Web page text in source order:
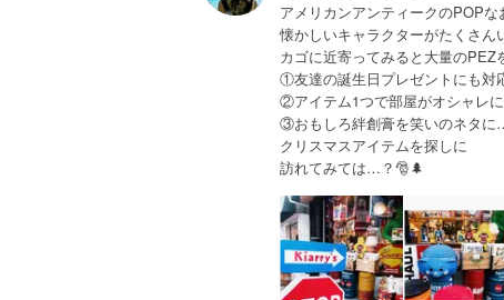
アメリカンアンティークのPOPな
懐かしいキャラクターがたくさん
カゴに近寄ってみると大量のPEZ
①友達の誕生日プレゼントにも
②アイテム1つで部屋がオシャレに
③おもしろ絆創膏を笑いのネタ
クリスマスアイテムを探しに
訪れてみては…？🎅🌲